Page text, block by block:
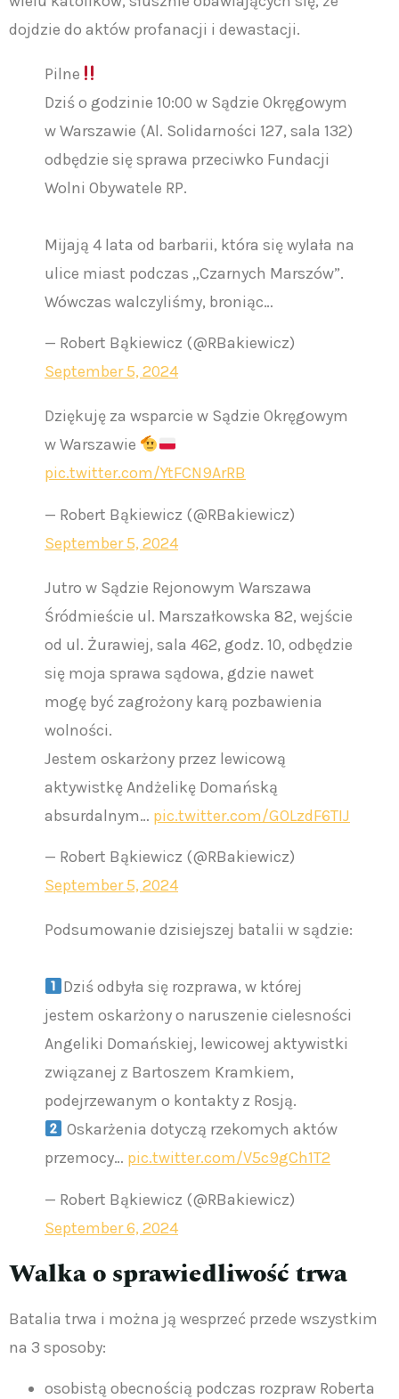
dojdzie do aktów profanacji i dewastacji.
Pilne
Dziś o godzinie 10:00 w Sądzie Okręgowym
w Warszawie (Al. Solidarności 127, sala 132)
odbędzie się sprawa przeciwko Fundacji
Wolni Obywatele RP.
Mijają 4 lata od barbarii, która się wylała na
ulice miast podczas „Czarnych Marszów”.
Wówczas walczyliśmy, broniąc…
— Robert Bąkiewicz (@RBakiewicz)
September 5, 2024
Dziękuję za wsparcie w Sądzie Okręgowym
w Warszawie
pic.twitter.com/YtFCN9ArRB
— Robert Bąkiewicz (@RBakiewicz)
September 5, 2024
Jutro w Sądzie Rejonowym Warszawa
Śródmieście ul. Marszałkowska 82, wejście
od ul. Żurawiej, sala 462, godz. 10, odbędzie
się moja sprawa sądowa, gdzie nawet
mogę być zagrożony karą pozbawienia
wolności.
Jestem oskarżony przez lewicową
aktywistkę Andżelikę Domańską
absurdalnym… pic.twitter.com/GOLzdF6TIJ
— Robert Bąkiewicz (@RBakiewicz)
September 5, 2024
Podsumowanie dzisiejszej batalii w sądzie:
Dziś odbyła się rozprawa, w której
jestem oskarżony o naruszenie cielesności
Angeliki Domańskiej, lewicowej aktywistki
związanej z Bartoszem Kramkiem,
podejrzewanym o kontakty z Rosją.
Oskarżenia dotyczą rzekomych aktów
przemocy… pic.twitter.com/V5c9gCh1T2
— Robert Bąkiewicz (@RBakiewicz)
September 6, 2024
Walka o sprawiedliwość trwa
Batalia trwa i można ją wesprzeć przede wszystkim
na 3 sposoby:
osobistą obecnością podczas rozpraw Roberta